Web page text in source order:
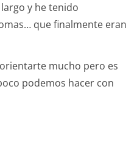
y he tenido
que finalmente eran
mucho pero es
podemos hacer con